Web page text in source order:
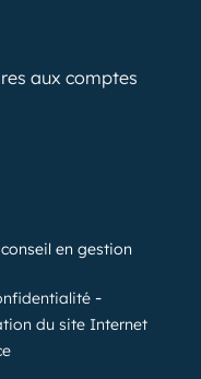
aux comptes
en gestion
du site Internet